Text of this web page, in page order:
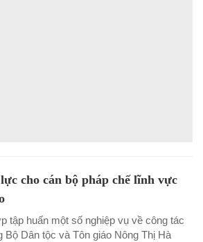
cho cán bộ pháp chế lĩnh vực
tập huấn một số nghiệp vụ về công tác
Dân tộc và Tôn giáo Nông Thị Hà